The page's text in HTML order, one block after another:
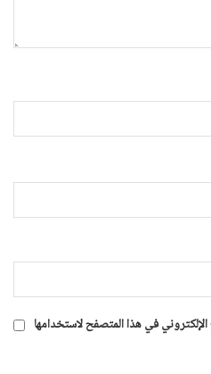
في هذا المتصفح لاستخدامها